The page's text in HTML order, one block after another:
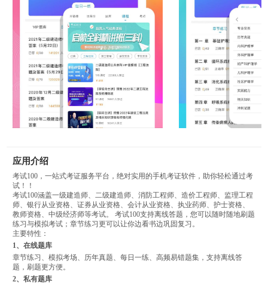
应用介绍
考试100，一站式考证服务平台，绝对实用的手机考证软件，助你轻松通过考
试！！
考试100涵盖一级建造师、二级建造师、消防工程师、造价工程师、监理工程
师、银行从业资格、证券从业资格、会计从业资格、执业药师、护士资格、
教师资格、中级经济师等考试。 考试100支持离线答题，您可以随时随地刷题
练习与模拟考试；章节练习更可以让你边看书边巩固复习。
主要特性：
1、在线题库
章节练习、模拟考场、历年真题、每日一练、高频易错题集，支持离线答
题，刷题更方便。
2、私有题库